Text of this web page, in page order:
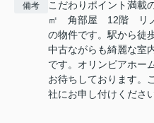
備考
こだわりポイント満
㎡ 角部屋 12階 リノ
の物件です。駅から徒
中古ながらも綺麗な室
です。オリンピアホー
お待ちしております。
社にお申し付けください